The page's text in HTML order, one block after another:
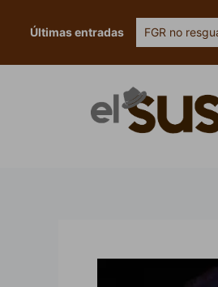
Últimas entradas FGR no